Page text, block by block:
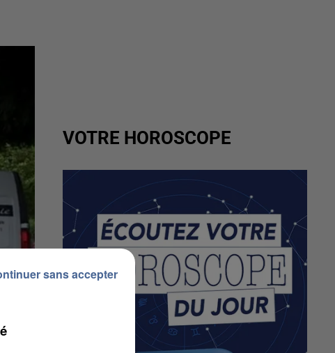
VOTRE HOROSCOPE
sans accepter